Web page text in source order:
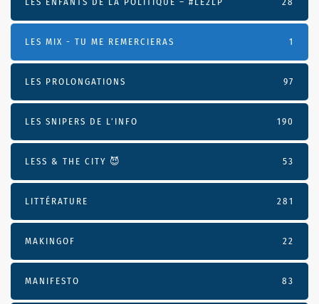
LES MIX - TU ME REMERCIERAS 1
LES PROLONGATIONS 97
LES SNIPERS DE L’INFO 190
LESS & THE CITY 😈 53
LITTÉRATURE 281
MAKINGOF 22
MANIFESTO 83